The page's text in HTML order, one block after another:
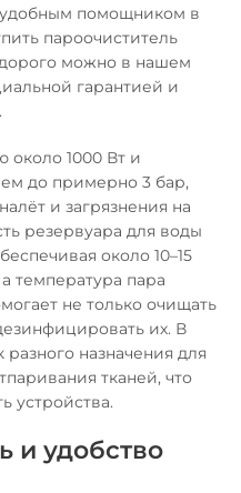
удобным помощником в
пароочиститель
можно в нашем
гарантией и
1000 Вт и
до примерно 3 бар,
и загрязнения на
резервуара для воды
около 10–15
температура пара
не только очищать
их. В
разного назначения для
тканей, что
устройства.
и удобство